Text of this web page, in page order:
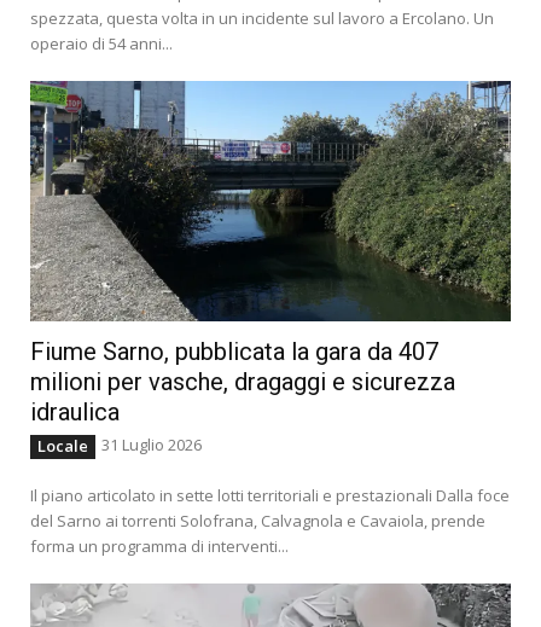
spezzata, questa volta in un incidente sul lavoro a Ercolano. Un
operaio di 54 anni...
Fiume Sarno, pubblicata la gara da 407
milioni per vasche, dragaggi e sicurezza
idraulica
Locale 31 Luglio 2026
Il piano articolato in sette lotti territoriali e prestazionali Dalla foce
del Sarno ai torrenti Solofrana, Calvagnola e Cavaiola, prende
forma un programma di interventi...